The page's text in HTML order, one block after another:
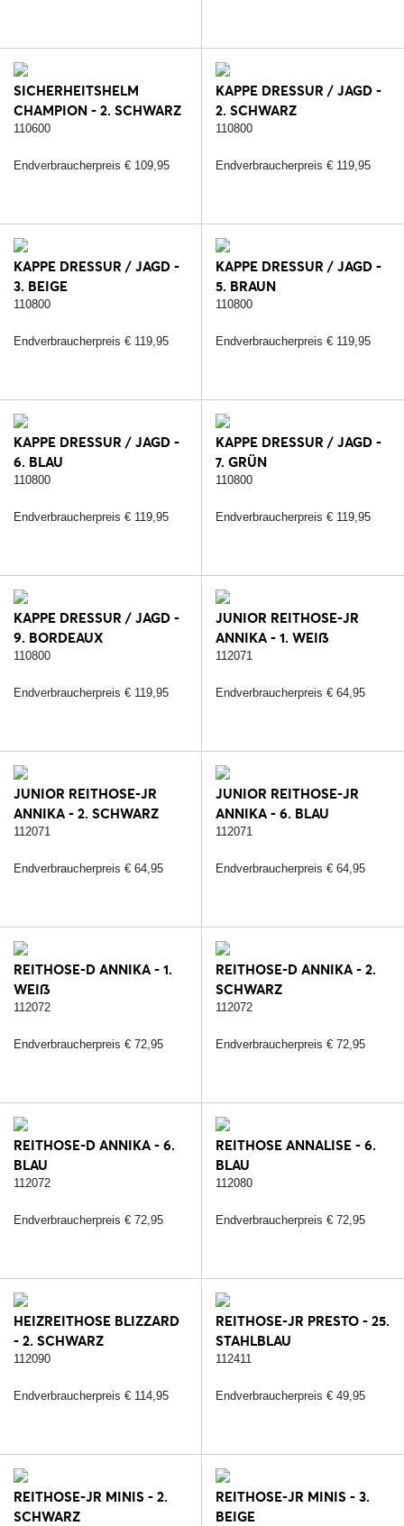
SICHERHEITSHELM
CHAMPION - 2. SCHWARZ
110600
Endverbraucherpreis € 109,95
KAPPE DRESSUR / JAGD -
2. SCHWARZ
110800
Endverbraucherpreis € 119,95
KAPPE DRESSUR / JAGD -
3. BEIGE
110800
Endverbraucherpreis € 119,95
KAPPE DRESSUR / JAGD -
5. BRAUN
110800
Endverbraucherpreis € 119,95
KAPPE DRESSUR / JAGD -
6. BLAU
110800
Endverbraucherpreis € 119,95
KAPPE DRESSUR / JAGD -
7. GRÜN
110800
Endverbraucherpreis € 119,95
KAPPE DRESSUR / JAGD -
9. BORDEAUX
110800
Endverbraucherpreis € 119,95
JUNIOR REITHOSE-JR
ANNIKA - 1. WEIß
112071
Endverbraucherpreis € 64,95
JUNIOR REITHOSE-JR
ANNIKA - 2. SCHWARZ
112071
Endverbraucherpreis € 64,95
JUNIOR REITHOSE-JR
ANNIKA - 6. BLAU
112071
Endverbraucherpreis € 64,95
REITHOSE-D ANNIKA - 1.
WEIß
112072
Endverbraucherpreis € 72,95
REITHOSE-D ANNIKA - 2.
SCHWARZ
112072
Endverbraucherpreis € 72,95
REITHOSE-D ANNIKA - 6.
BLAU
112072
Endverbraucherpreis € 72,95
REITHOSE ANNALISE - 6.
BLAU
112080
Endverbraucherpreis € 72,95
HEIZREITHOSE BLIZZARD
- 2. SCHWARZ
112090
Endverbraucherpreis € 114,95
REITHOSE-JR PRESTO - 25.
STAHLBLAU
112411
Endverbraucherpreis € 49,95
REITHOSE-JR MINIS - 2.
SCHWARZ
REITHOSE-JR MINIS - 3.
BEIGE